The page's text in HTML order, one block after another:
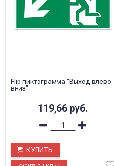
Flip пиктограмма "Выход влево
вниз"
119,66 руб.
КУПИТЬ